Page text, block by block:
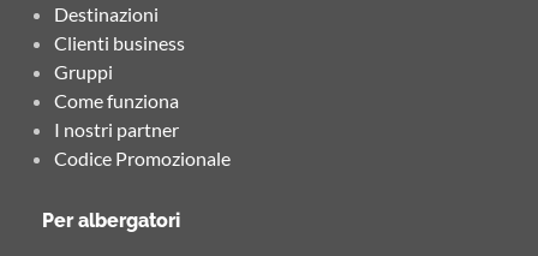
Destinazioni
Clienti business
Gruppi
Come funziona
I nostri partner
Codice Promozionale
Per albergatori